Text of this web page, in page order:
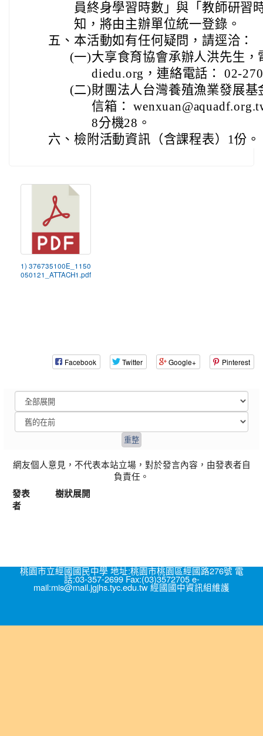
員終身學習時數」與「教師研習
知，將由主辦單位統一登錄。
五、 本活動如有任何疑問，請逕洽：
(一)大享食育協會承辦人洪先生
diedu.org，連絡電話： 02-
(二)財團法人台灣養殖漁業發展
信箱：
8分機28。
六、 檢附活動資訊（含課程表）1份。
1) 376735100E_1150
050121_ATTACH1.pdf
Facebook Twitter Google+ Pinterest
網友個人意見，不代表本站立場，對於發言內容，由發表者自
負責任。
發表
者
樹狀展開
桃園市立經國國民中學 地址:桃園市桃園區經國路276號 電
話:03-357-2699 Fax:(03)3572705 e-
mail:mis@mail.jgjhs.tyc.edu.tw 經國國中資訊組維護